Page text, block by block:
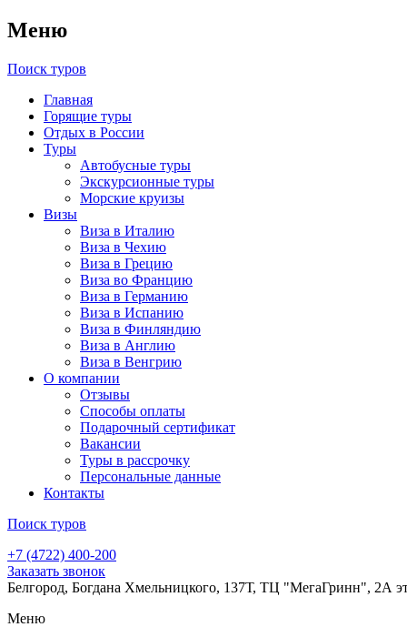
Меню
Поиск туров
Главная
Горящие туры
Отдых в России
Туры
Автобусные туры
Экскурсионные туры
Морские круизы
Визы
Виза в Италию
Виза в Чехию
Виза в Грецию
Виза во Францию
Виза в Германию
Виза в Испанию
Виза в Финляндию
Виза в Англию
Виза в Венгрию
О компании
Отзывы
Способы оплаты
Подарочный сертификат
Вакансии
Туры в рассрочку
Персональные данные
Контакты
Поиск туров
+7 (4722) 400-200
Заказать звонок
Белгород, Богдана Хмельницкого, 137Т, ТЦ "МегаГринн", 2А
Меню